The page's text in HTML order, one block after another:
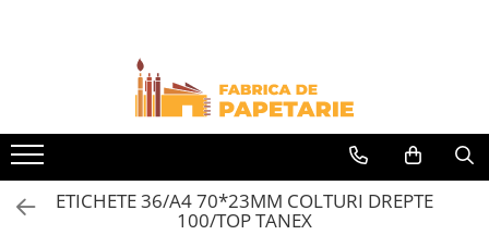
Toate Produsele
Hartie si articole din hartie
Hartie pentru copiator si cartoane
Hartie color pentru copiator
Papetarie personalizata
ETICHETE 36/A4 70*23MM COLTURI DREPTE
100/TOP TANEX